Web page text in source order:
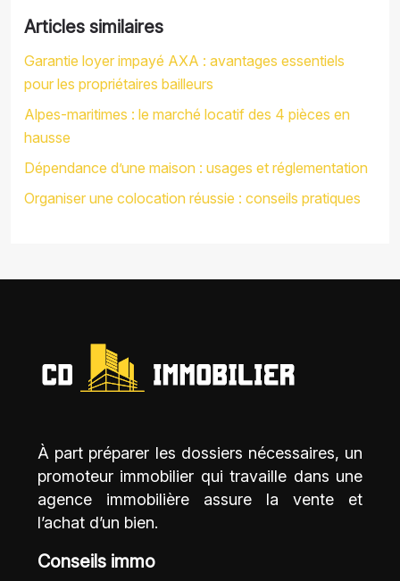
Articles similaires
Garantie loyer impayé AXA : avantages essentiels
pour les propriétaires bailleurs
Alpes-maritimes : le marché locatif des 4 pièces en
hausse
Dépendance d’une maison : usages et réglementation
Organiser une colocation réussie : conseils pratiques
À part préparer les dossiers nécessaires, un
promoteur immobilier qui travaille dans une
agence immobilière assure la vente et
l’achat d’un bien.
Conseils immo